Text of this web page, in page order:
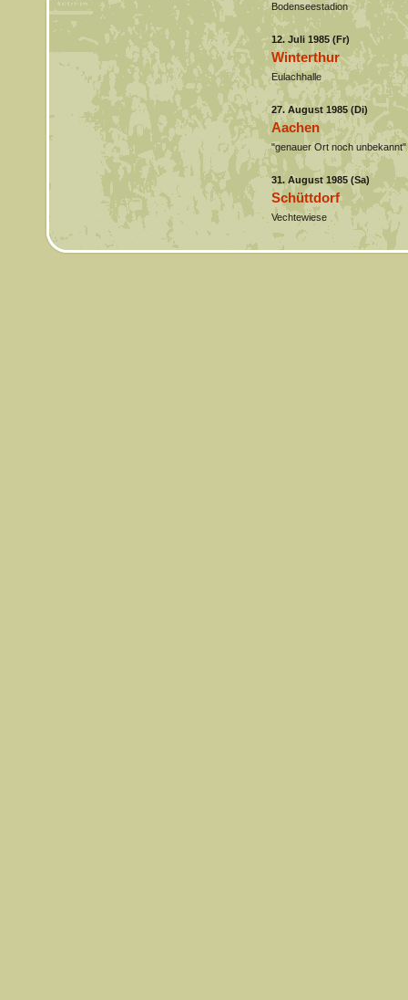
Bodenseestadion
12. Juli 1985 (Fr)
Winterthur
Eulachhalle
27. August 1985 (Di)
Aachen
"genauer Ort noch unbekannt"
31. August 1985 (Sa)
Schüttdorf
Vechtewiese